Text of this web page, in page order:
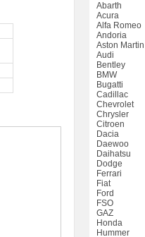
Abarth
Acura
Alfa Romeo
Andoria
Aston Martin
Audi
Bentley
BMW
Bugatti
Cadillac
Chevrolet
Chrysler
Citroen
Dacia
Daewoo
Daihatsu
Dodge
Ferrari
Fiat
Ford
FSO
GAZ
Honda
Hummer